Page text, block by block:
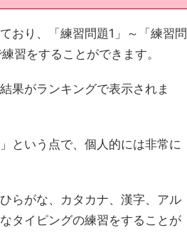
おり、「練習問題1」～「練習問
習をすることができます。
果がランキングで表示されま
という点で、個人的には非常に
らがな、カタカナ、漢字、アル
タイピングの練習をすることが